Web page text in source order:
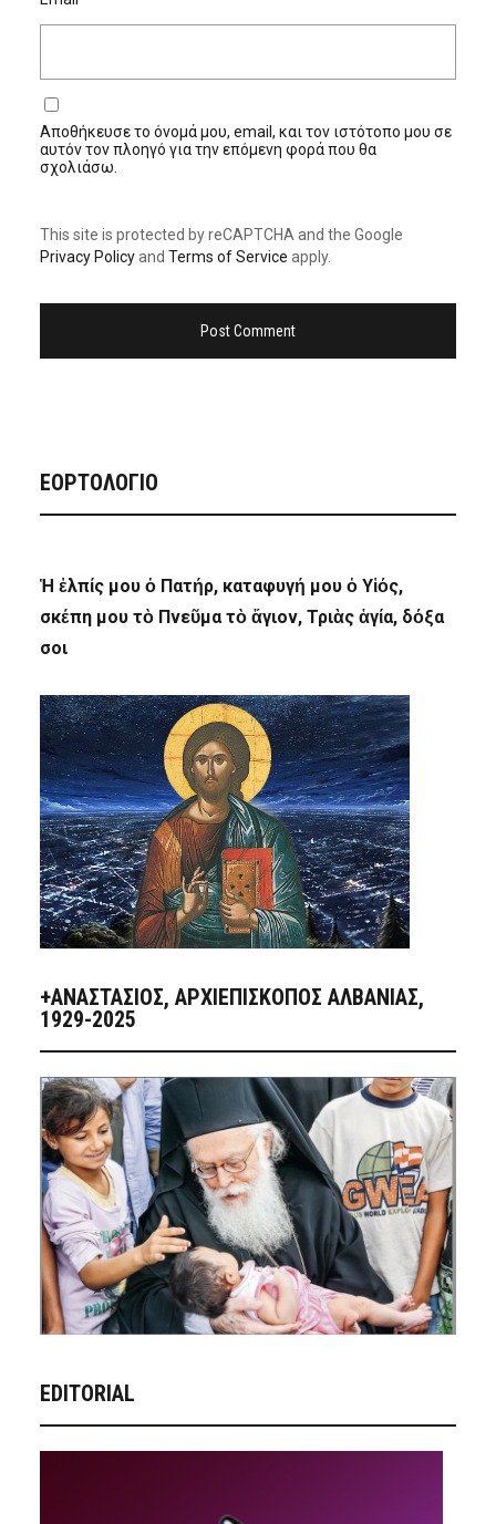
Αποθήκευσε το όνομά μου, email, και τον ιστότοπο μου σε
αυτόν τον πλοηγό για την επόμενη φορά που θα
σχολιάσω.
This site is protected by reCAPTCHA and the Google
Privacy Policyand Terms of Service apply.
ΕΟΡΤΟΛΟΓΙΟ
Ἡ ἐλπίς μου ὁ Πατήρ, καταφυγή μου ὁ Υἱός,
σκέπη μου τὸ Πνεῦμα τὸ ἅγιον, Τριὰς ἁγία, δόξα
σοι
+ΑΝΑΣΤΆΣΙΟΣ, ΑΡΧΙΕΠΊΣΚΟΠΟΣ ΑΛΒΑΝΊΑΣ,
1929-2025
EDITORIAL